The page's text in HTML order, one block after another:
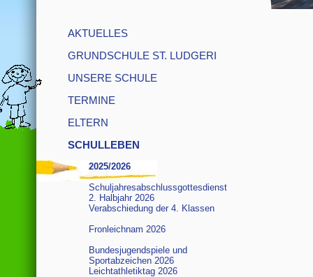
AKTUELLES
GRUNDSCHULE ST. LUDGERI
UNSERE SCHULE
TERMINE
ELTERN
SCHULLEBEN
2025/2026
Schuljahresabschlussgottesdienst
2. Halbjahr 2026
Verabschiedung der 4. Klassen
Fronleichnam 2026
Bundesjugendspiele und
Sportabzeichen 2026
Leichtathletiktag 2026